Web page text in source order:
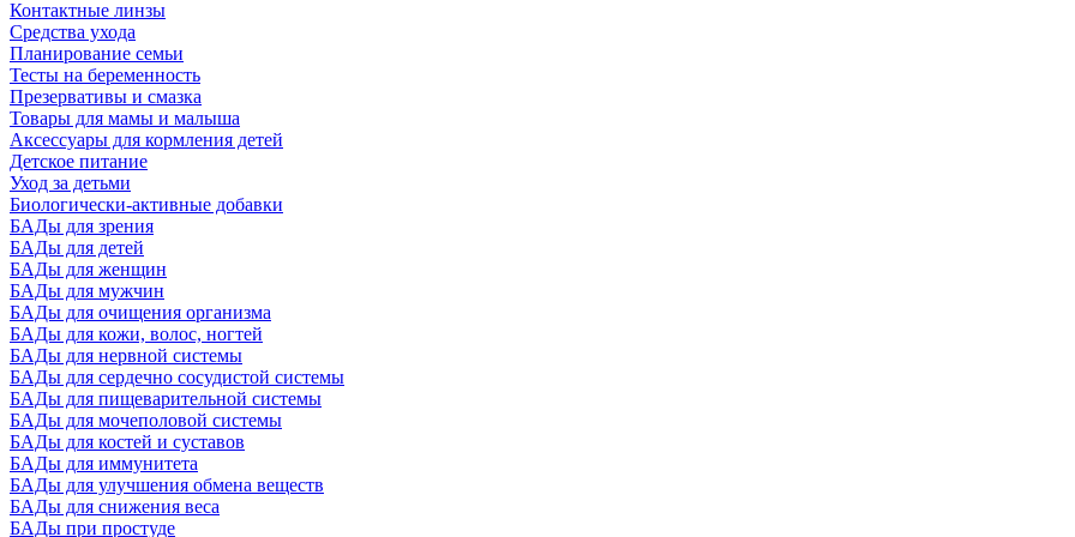
Контактные линзы
Средства ухода
Планирование семьи
Тесты на беременность
Презервативы и смазка
Товары для мамы и малыша
Аксессуары для кормления детей
Детское питание
Уход за детьми
Биологически-активные добавки
БАДы для зрения
БАДы для детей
БАДы для женщин
БАДы для мужчин
БАДы для очищения организма
БАДы для кожи, волос, ногтей
БАДы для нервной системы
БАДы для сердечно сосудистой системы
БАДы для пищеварительной системы
БАДы для мочеполовой системы
БАДы для костей и суставов
БАДы для иммунитета
БАДы для улучшения обмена веществ
БАДы для снижения веса
БАДы при простуде